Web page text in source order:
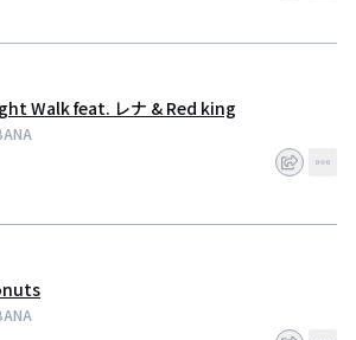
Walk feat. レナ & Red king